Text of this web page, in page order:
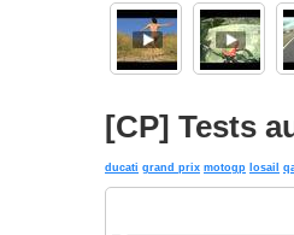
[CP] Tests
ducati grand prix motogp losail